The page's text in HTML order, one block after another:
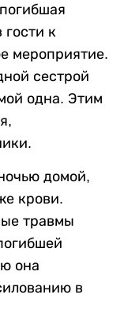
гости к
мероприятие.
сестрой
одна. Этим
домой,
крови.
травмы
она
в